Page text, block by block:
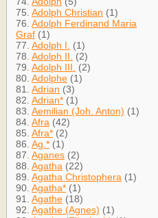
75. Adolph Christian (1)
76. Adolph Ferdinand Maria
Graf (1)
77. Adolph I.
(1)
78. Adolph II.
(2)
79. Adolph III.
(2)
80. Adolphe (1)
81. Adrian (3)
82. Adrian* (1)
83. Aemilian (Joh. Anton) (1)
84. Afra (42)
85. Afra* (2)
86. Ag.* (1)
87. Aganes (2)
88. Agatha (22)
89. Agatha Christophera (1)
90. Agatha* (1)
91. Agathe (18)
92. Agathe (Agnes) (1)